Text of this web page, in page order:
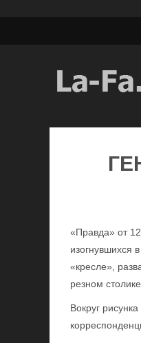
«Правда» от
изогнувшихся
«кресле»,
резном
Вокруг